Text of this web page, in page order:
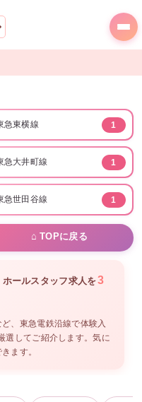
急東横線 1
急大井町線 1
急世田谷線 1
⌂ TOPに戻る
ホールスタッフ求人を3
、 東急電鉄沿線で体験入
選してご紹介します。気に
ます。